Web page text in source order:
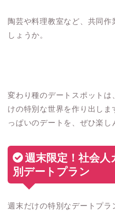
陶芸や料理教室など、共同
しょうか。
変わり種のデートスポット
けの特別な世界を作り出し
っぱいのデートを、ぜひ楽し
週末限定！社会
別デートプラン
週末だけの特別なデートプ